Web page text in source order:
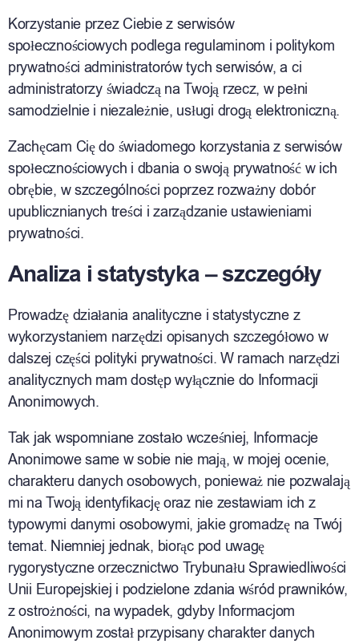
Korzystanie przez Ciebie z serwisów
społecznościowych podlega regulaminom i politykom
prywatności administratorów tych serwisów, a ci
administratorzy świadczą na Twoją rzecz, w pełni
samodzielnie i niezależnie, usługi drogą elektroniczną.
Zachęcam Cię do świadomego korzystania z serwisów
społecznościowych i dbania o swoją prywatność w ich
obrębie, w szczególności poprzez rozważny dobór
upublicznianych treści i zarządzanie ustawieniami
prywatności.
Analiza i statystyka – szczegóły
Prowadzę działania analityczne i statystyczne z
wykorzystaniem narzędzi opisanych szczegółowo w
dalszej części polityki prywatności. W ramach narzędzi
analitycznych mam dostęp wyłącznie do Informacji
Anonimowych.
Tak jak wspomniane zostało wcześniej, Informacje
Anonimowe same w sobie nie mają, w mojej ocenie,
charakteru danych osobowych, ponieważ nie pozwalają
mi na Twoją identyfikację oraz nie zestawiam ich z
typowymi danymi osobowymi, jakie gromadzę na Twój
temat. Niemniej jednak, biorąc pod uwagę
rygorystyczne orzecznictwo Trybunału Sprawiedliwości
Unii Europejskiej i podzielone zdania wśród prawników,
z ostrożności, na wypadek, gdyby Informacjom
Anonimowym został przypisany charakter danych